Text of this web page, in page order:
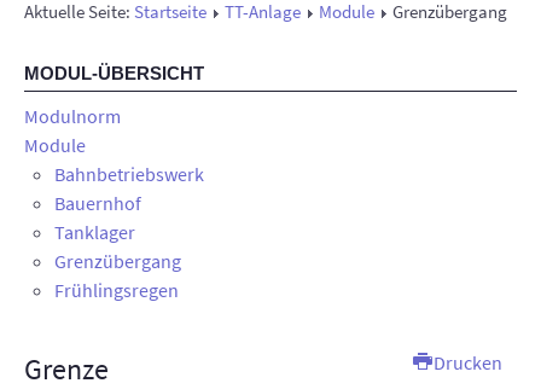
NEUIGKEITEN
TERMINE '26
BERICHTE
ÜBER UNS
AUSSTELLUNGEN
Aktuelle Seite: Startseite TT-Anlage Module Grenzübergang
MODUL-ÜBERSICHT
Modulnorm
Module
Bahnbetriebswerk
Bauernhof
Tanklager
Grenzübergang
Frühlingsregen
Drucken
Grenze